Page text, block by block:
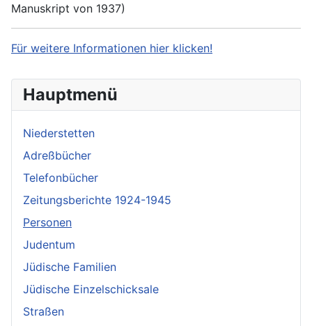
Manuskript von 1937)
Für weitere Informationen hier klicken!
Hauptmenü
Niederstetten
Adreßbücher
Telefonbücher
Zeitungsberichte 1924-1945
Personen
Judentum
Jüdische Familien
Jüdische Einzelschicksale
Straßen